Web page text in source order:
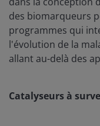
des biomarqueurs
programmes qui
l'évolution de la
allant au-delà des
Catalyseurs à